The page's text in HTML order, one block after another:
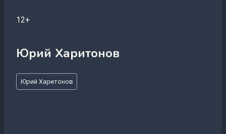
12+
Юрий Харитонов
Метки
записи:
Юрий Харитонов